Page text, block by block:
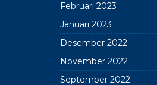
Februari 2023
Januari 2023
Desember 2022
November 2022
September 2022